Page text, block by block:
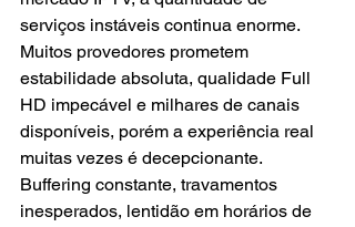
serviços instáveis continua enorme.
Muitos provedores prometem
estabilidade absoluta, qualidade Full
HD impecável e milhares de canais
disponíveis, porém a experiência real
muitas vezes é decepcionante.
Buffering constante, travamentos
inesperados, lentidão em horários de